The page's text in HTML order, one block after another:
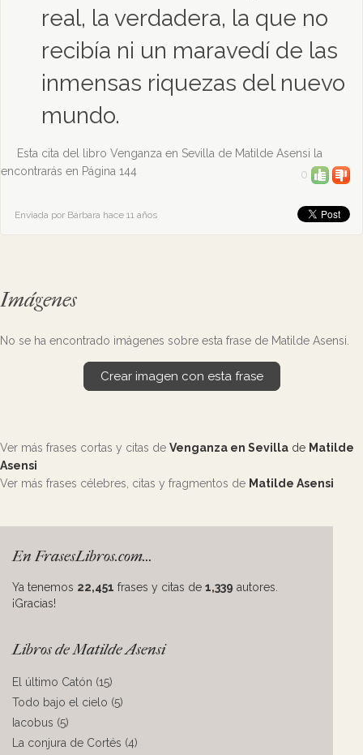
real, la verdadera, la que no
recibía ni un maravedí de las
inmensas riquezas del nuevo
mundo.
Esta cita del libro Venganza en Sevilla de Matilde Asensi la
encontrarás en Página 144
0
Enviada por Bárbara hace 11 años
Imágenes
No se ha encontrado imágenes sobre esta frase de Matilde Asensi.
Crear imagen con esta frase
Ver más frases cortas y citas de Venganza en Sevilla de Matilde
Asensi
Ver más frases célebres, citas y fragmentos de Matilde Asensi
En FrasesLibros.com...
Ya tenemos 22,451 frases y citas de 1,339 autores.
¡Gracias!
Libros de Matilde Asensi
El último Catón (15)
Todo bajo el cielo (5)
Iacobus (5)
La conjura de Cortés (4)